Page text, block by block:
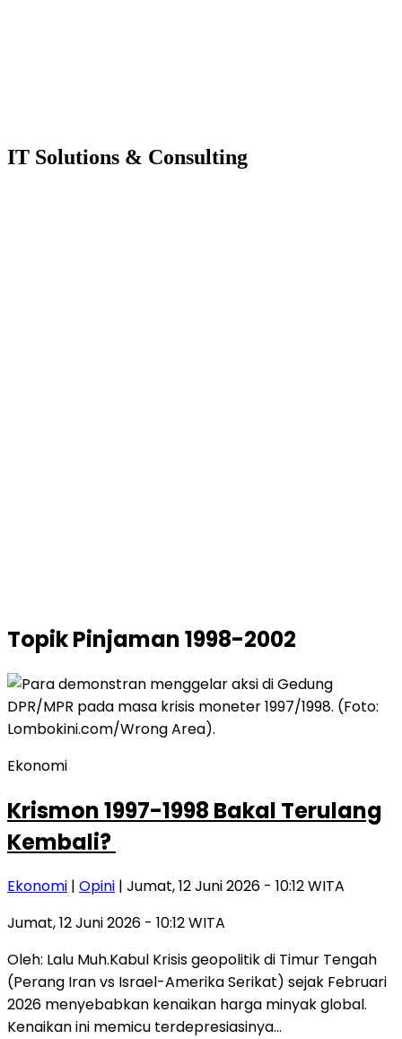
IT Solutions & Consulting
TopikPinjaman 1998-2002
Ekonomi
Krismon 1997-1998 Bakal Terulang
Kembali?
Ekonomi | Opini | Jumat, 12 Juni 2026 - 10:12 WITA
Jumat, 12 Juni 2026 - 10:12 WITA
Oleh: Lalu Muh.Kabul Krisis geopolitik di Timur Tengah
(Perang Iran vs Israel-Amerika Serikat) sejak Februari
2026 menyebabkan kenaikan harga minyak global.
Kenaikan ini memicu terdepresiasinya…